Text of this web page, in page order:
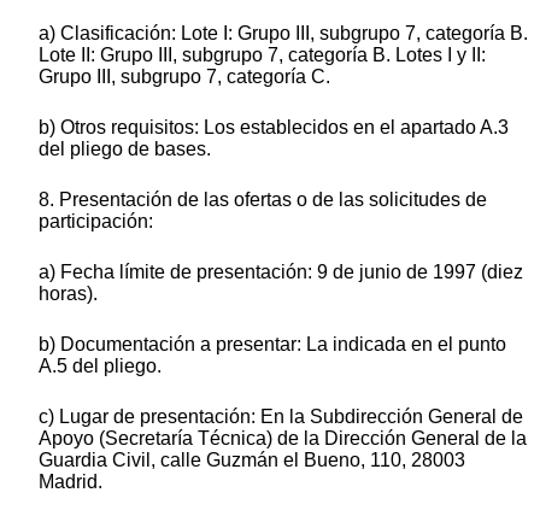
a) Clasificación: Lote I: Grupo III, subgrupo 7, categoría B.
Lote II: Grupo III, subgrupo 7, categoría B. Lotes I y II:
Grupo III, subgrupo 7, categoría C.
b) Otros requisitos: Los establecidos en el apartado A.3
del pliego de bases.
8. Presentación de las ofertas o de las solicitudes de
participación:
a) Fecha límite de presentación: 9 de junio de 1997 (diez
horas).
b) Documentación a presentar: La indicada en el punto
A.5 del pliego.
c) Lugar de presentación: En la Subdirección General de
Apoyo (Secretaría Técnica) de la Dirección General de la
Guardia Civil, calle Guzmán el Bueno, 110, 28003
Madrid.